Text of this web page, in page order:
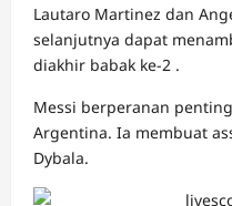
Lautaro Martinez dan
selanjutnya dapat
diakhir babak ke-2 .
Messi berperanan
Argentina. Ia membuat
Dybala.